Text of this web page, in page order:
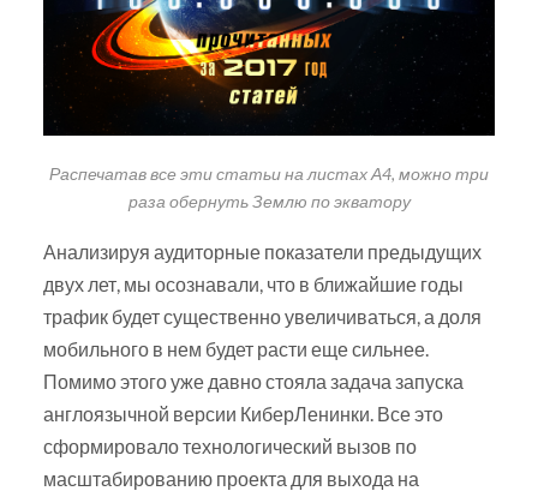
Распечатав все эти статьи на листах А4, можно три
раза обернуть Землю по экватору
Анализируя аудиторные показатели предыдущих
двух лет, мы осознавали, что в ближайшие годы
трафик будет существенно увеличиваться, а доля
мобильного в нем будет расти еще сильнее.
Помимо этого уже давно стояла задача запуска
англоязычной версии КиберЛенинки. Все это
сформировало технологический вызов по
масштабированию проекта для выхода на